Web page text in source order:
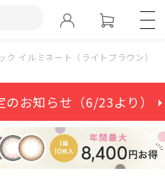
ク イルミネート（ライトブラウン）
のお知らせ（6/23より） ⏵